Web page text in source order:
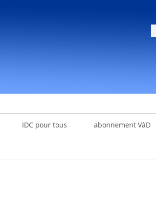
IDC pour tous abonnement VàD